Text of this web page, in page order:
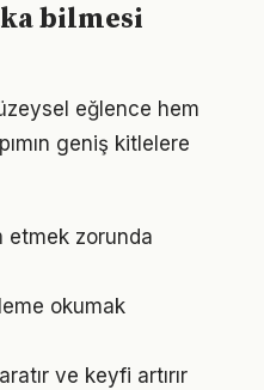
bilmesi
eğlence hem
geniş kitlelere
etmek zorunda
okumak
ve keyfi artırır